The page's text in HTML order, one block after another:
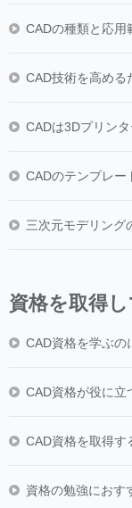
CADの種類と応用
CAD技術を高める
CADは3Dプリン
CADのテンプレー
三次元モデリング
資格を取得
CAD資格を学ぶの
CAD資格が役に立
CAD資格を取得す
資格の勉強におす